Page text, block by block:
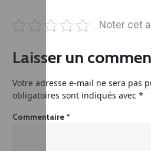
Noter cet
Laisser un
Votre adresse e-mail ne sera pas
obligatoires sont indiqués avec *
Commentaire *